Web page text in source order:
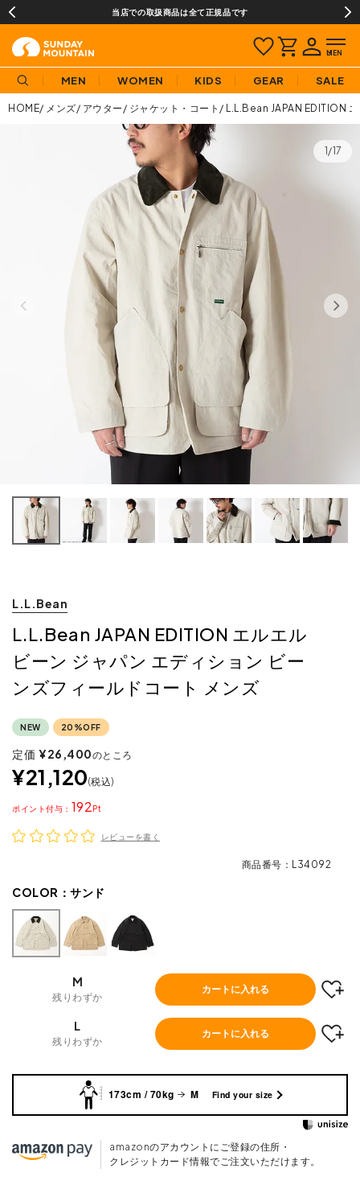
当店での取扱商品は全て正規品です
MEN WOMEN KIDS GEAR SALE
HOME メンズ アウター ジャケット・コート L.L.Bean JAPAN EDITION
1/17
L.L.Bean
L.L.Bean JAPAN EDITION エルエル
ビーン ジャパン エディション ビー
ンズフィールドコート メンズ
NEW 20%OFF
定価 ¥26,400のところ
¥21,120 税込
192
ポイント
レビューを書く
商品番号 L34092
COLOR： サンド
M
残りわずか
カートに入れる
L
残りわずか
カートに入れる
173cm / 70kg M Find your size
amazonのアカウントにご登録の住所・
クレジットカード情報でご注文いただけます。